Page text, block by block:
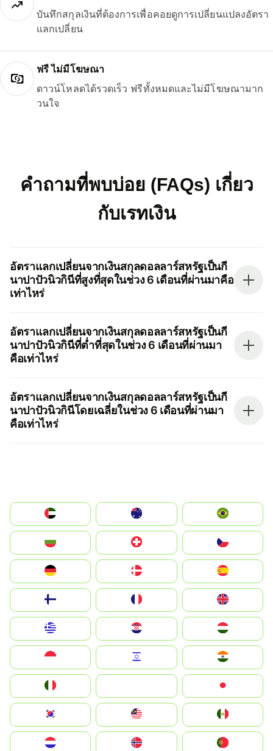
บันทึกสกุลเงินที่ต้องการเพื่อคอยดูการเปลี่ยนแปลงอัตรา
แลกเปลี่ยน
ฟรี ไม่มีโฆษณา
ดาวน์โหลดได้รวดเร็ว ฟรีทั้งหมดและไม่มีโฆษณามาก
วนใจ
คำถามที่พบบ่อย (FAQs) เกี่ยว
กับเรทเงิน
อัตราแลกเปลี่ยนจากเงินสกุลดอลลาร์สหรัฐเป็นกี
นาปาปัวนิวกินีที่สูงที่สุดในช่วง 6 เดือนที่ผ่านมาคือ
เท่าไหร่
อัตราแลกเปลี่ยนจากเงินสกุลดอลลาร์สหรัฐเป็นกี
นาปาปัวนิวกินีที่ต่ำที่สุดในช่วง 6 เดือนที่ผ่านมา
คือเท่าไหร่
อัตราแลกเปลี่ยนจากเงินสกุลดอลลาร์สหรัฐเป็นกี
นาปาปัวนิวกินีโดยเฉลี่ยในช่วง 6 เดือนที่ผ่านมา
คือเท่าไหร่
الإمارات العربية المتحدة
Switzerland
Deutschland
United Kingdom
Magyarország
South Korea